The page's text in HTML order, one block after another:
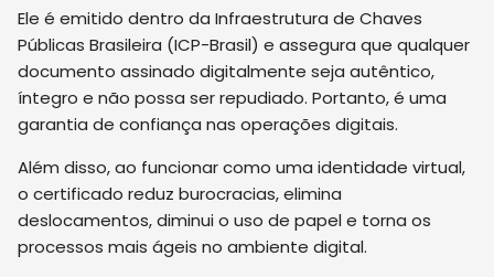
Ele é emitido dentro da Infraestrutura de Chaves
Públicas Brasileira (ICP-Brasil) e assegura que qualquer
documento assinado digitalmente seja autêntico,
íntegro e não possa ser repudiado. Portanto, é uma
garantia de confiança nas operações digitais.
Além disso, ao funcionar como uma identidade virtual,
o certificado reduz burocracias, elimina
deslocamentos, diminui o uso de papel e torna os
processos mais ágeis no ambiente digital.